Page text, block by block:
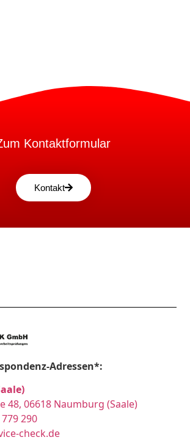
Kontaktformular
Kontakt
Adressen*:
48, 06618 Naumburg (Saale)
290
check.de